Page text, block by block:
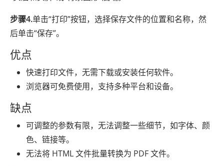
步骤4.单击“打印”按钮，选择保存文件的位置和名称，然
后单击“保存”。
优点
快速打印文件，无需下载或安装任何软件。
浏览器可免费使用，支持多种平台和设备。
缺点
可调整的参数有限，无法调整一些细节，如字体、颜
色、链接等。
无法将 HTML 文件批量转换为 PDF 文件。